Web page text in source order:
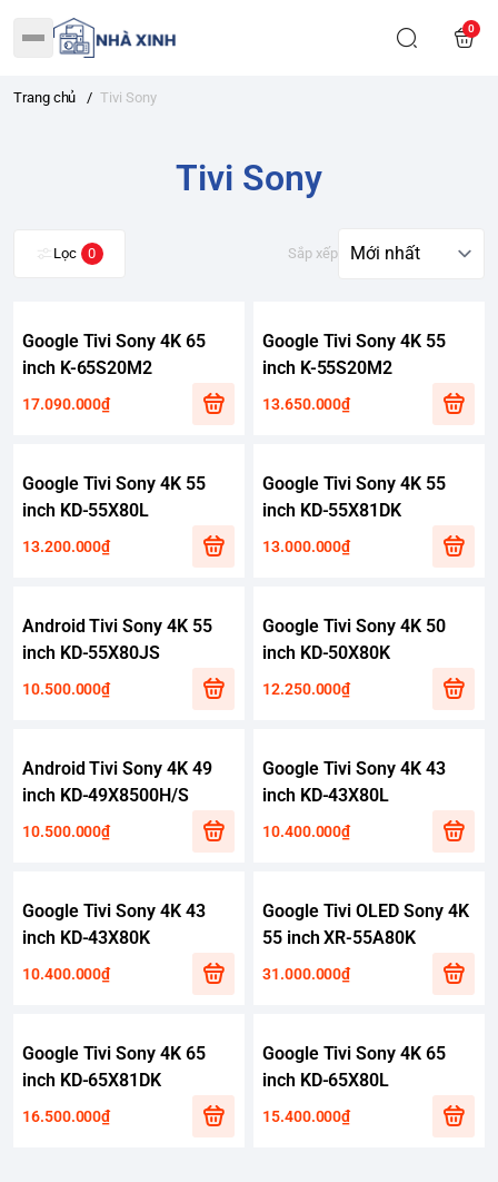
0
Trang chủ / Tivi Sony
Tivi Sony
Lọc 0 Sắp xếp
Google Tivi Sony 4K 65
inch K-65S20M2
17.090.000₫
Google Tivi Sony 4K 55
inch K-55S20M2
13.650.000₫
Google Tivi Sony 4K 55
inch KD-55X80L
13.200.000₫
Google Tivi Sony 4K 55
inch KD-55X81DK
13.000.000₫
Android Tivi Sony 4K 55
inch KD-55X80JS
10.500.000₫
Google Tivi Sony 4K 50
inch KD-50X80K
12.250.000₫
Android Tivi Sony 4K 49
inch KD-49X8500H/S
10.500.000₫
Google Tivi Sony 4K 43
inch KD-43X80L
10.400.000₫
Google Tivi Sony 4K 43
inch KD-43X80K
10.400.000₫
Google Tivi OLED Sony 4K
55 inch XR-55A80K
31.000.000₫
Google Tivi Sony 4K 65
inch KD-65X81DK
16.500.000₫
Google Tivi Sony 4K 65
inch KD-65X80L
15.400.000₫